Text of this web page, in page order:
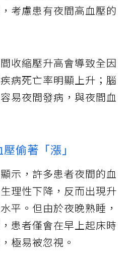
考慮患有夜間高血壓的
收縮壓升高會導致全因
病死亡率明顯上升；腦
易夜間發病，與夜間血
偷著「漲」
示，許多患者夜間的血
理性下降，反而出現升
平。但由於夜晚熟睡，
患者僅會在早上起床時
極易被忽視。